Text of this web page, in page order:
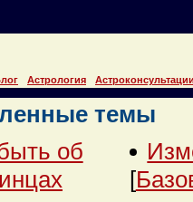
Астрология
темы
об
[